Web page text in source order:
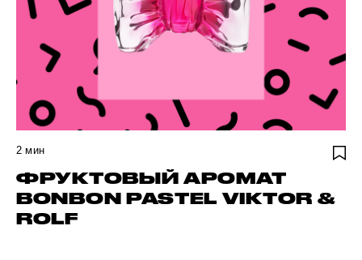
2 мин
ФРУКТОВЫЙ АРОМАТ
BONBON PASTEL VIKTOR &
ROLF